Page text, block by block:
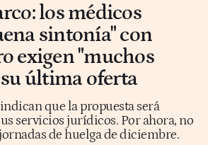
los médicos
sintonía" con
exigen "muchos
última oferta
que la propuesta será
servicios jurídicos. Por ahora, no
de huelga de diciembre.